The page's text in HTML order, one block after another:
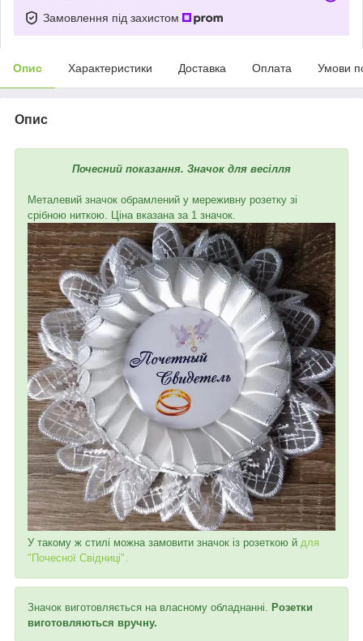
Замовлення під захистом
Опис Характеристики Доставка Оплата Умови
Опис
Почесний показання. Значок для весілля
Металевий значок обрамлений у мереживну розетку зі
срібною ниткою. Ціна вказана за 1 значок.
У такому ж стилі можна замовити значок із розеткою й для
"Почесної Свідниці".
Значок виготовляється на власному обладнанні.
Розетки
виготовляються вручну.